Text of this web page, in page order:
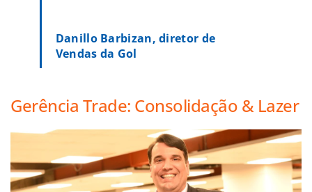
Danillo Barbizan, diretor de
Vendas da Gol
Gerência Trade: Consolidação & Lazer